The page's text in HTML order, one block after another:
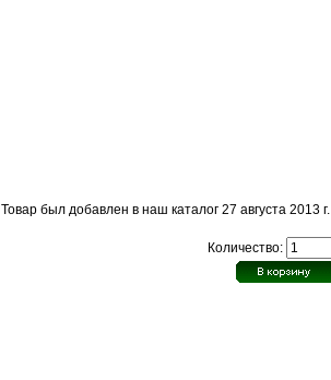
Товар был добавлен в наш каталог 27 августа 2013 г.
Количество: